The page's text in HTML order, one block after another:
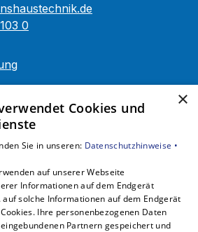
0
×
Cookies und
Sie in unseren: Datenschutzhinweise •
auf unserer Webseite
Informationen auf dem Endgerät
solche Informationen auf dem Endgerät
Ihre personenbezogenen Daten
Partnern gespeichert und